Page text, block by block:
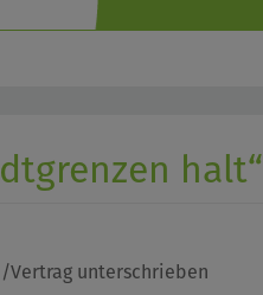
halt“
Vertrag unterschrieben